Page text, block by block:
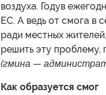
воздуха. Годув
ЕС. А ведь от смога в
ради местных
решить эту проблему,
(гмина —
Как образуется смог